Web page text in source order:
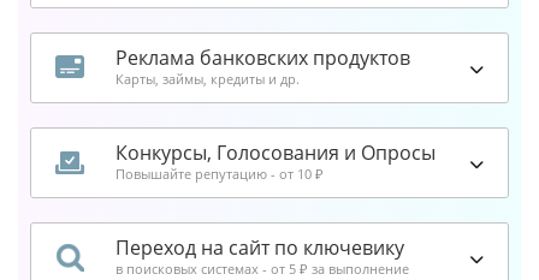
Реклама банковских продуктов
Карты, займы, кредиты и др.
Конкурсы, Голосования и Опросы
Повышайте репутацию - от 10 ₽
Переход на сайт по ключевику
в поисковых системах - от 5 ₽ за выполнение